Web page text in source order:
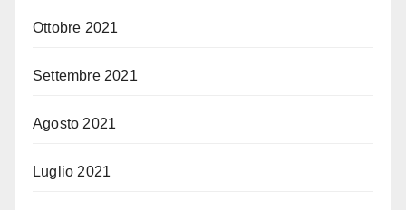
Ottobre 2021
Settembre 2021
Agosto 2021
Luglio 2021